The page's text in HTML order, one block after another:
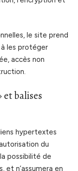
le site prend
les protéger
accès non
et balises
hypertextes
du
possibilité de
et n’assumera en